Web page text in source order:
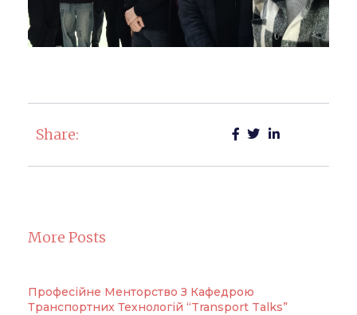
Share:
More Posts
Професійне Менторство З Кафедрою
Транспортних Технологій “Transport Talks”